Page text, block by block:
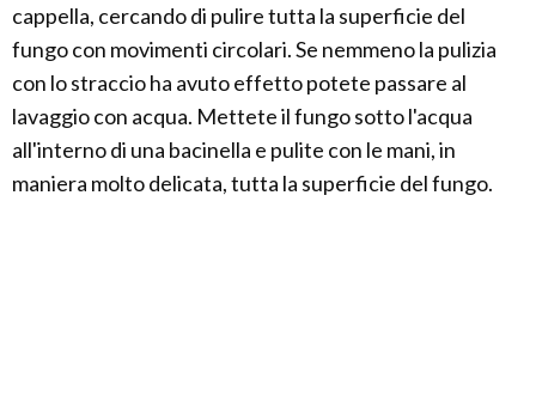
cappella, cercando di pulire tutta la superficie del
fungo con movimenti circolari. Se nemmeno la pulizia
con lo straccio ha avuto effetto potete passare al
lavaggio con acqua. Mettete il fungo sotto l'acqua
all'interno di una bacinella e pulite con le mani, in
maniera molto delicata, tutta la superficie del fungo.